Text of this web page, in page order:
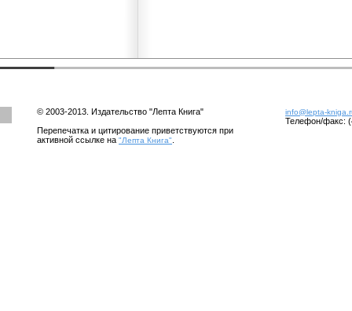
© 2003-2013. Издательство "Лепта Книга"
Перепечатка и цитирование приветствуются при
активной ссылке на "Лепта Книга"
info@lepta-
Телефон/факс: